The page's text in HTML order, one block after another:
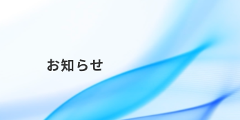
お知らせ